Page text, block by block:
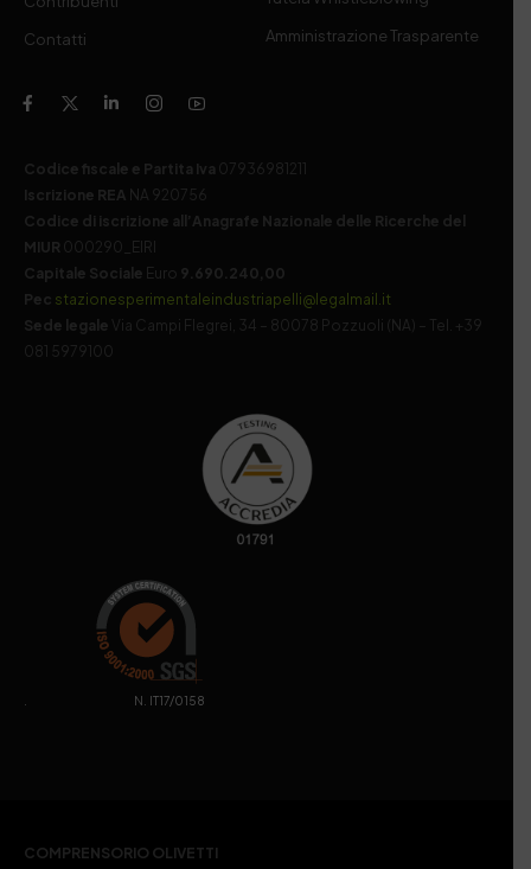
Contatti
Amministrazione Trasparente
Codice fiscale e Partita Iva 07936981211
Iscrizione REA NA 920756
Codice di iscrizione all’Anagrafe Nazionale delle Ricerche del
MIUR 000290_EIRI
Capitale Sociale Euro 9.690.240,00
Pec stazionesperimentaleindustriapelli@legalmail.it
Sede legale
Via Campi Flegrei, 34 – 80078 Pozzuoli (NA) – Tel. +39
081 5979100
. N. IT17/0158
COMPRENSORIO OLIVETTI